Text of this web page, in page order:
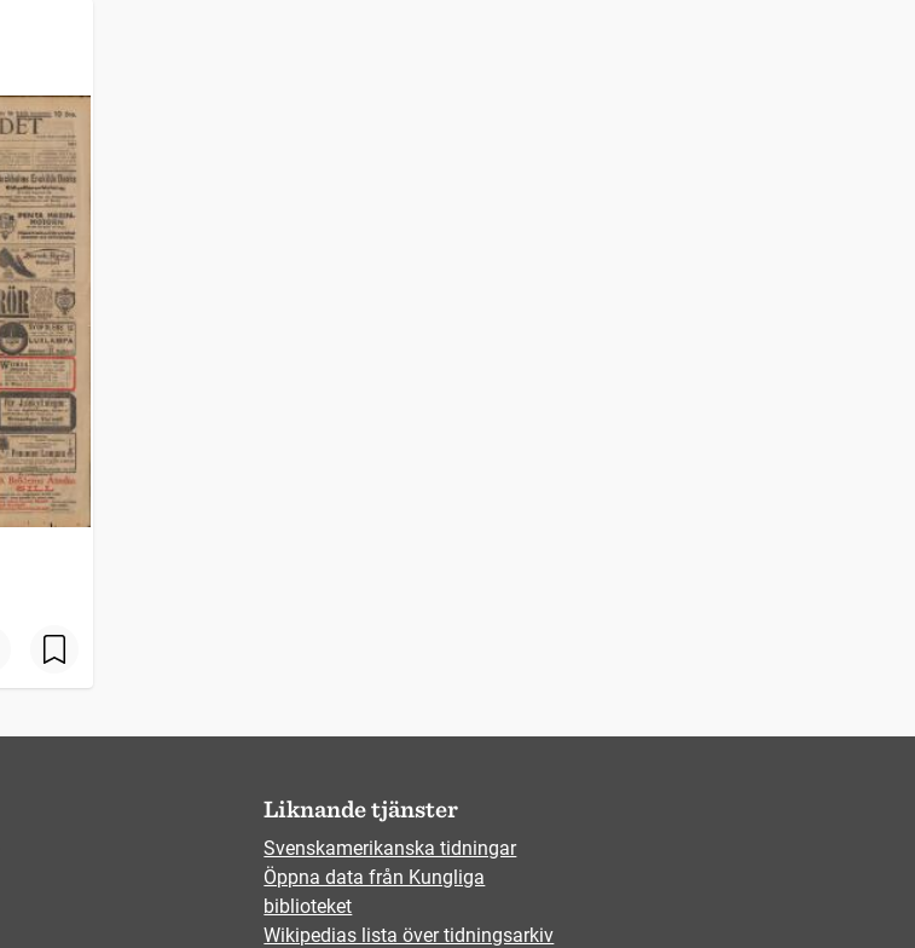
Liknande tjänster
Svenskamerikanska tidningar
Öppna data från Kungliga
biblioteket
Wikipedias lista över tidningsarkiv